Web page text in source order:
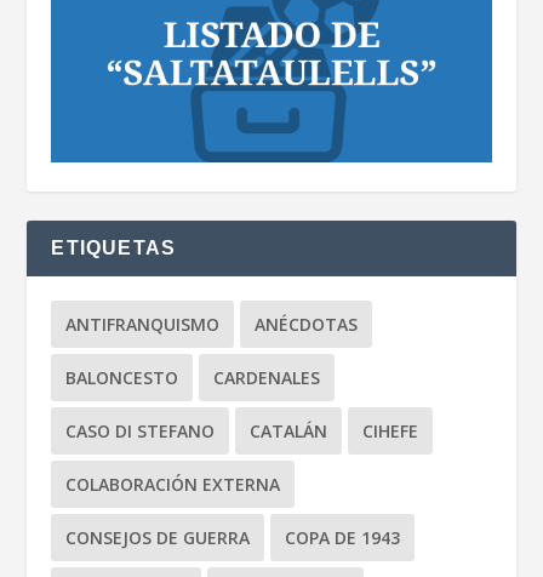
ETIQUETAS
ANTIFRANQUISMO ANÉCDOTAS
BALONCESTO CARDENALES
CASO DI STEFANO CATALÁN CIHEFE
COLABORACIÓN EXTERNA
CONSEJOS DE GUERRA COPA DE 1943